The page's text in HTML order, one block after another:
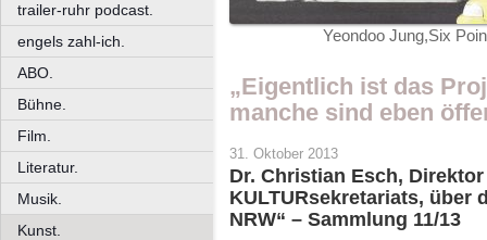
trailer-ruhr podcast.
engels zahl-ich.
ABO.
Bühne.
Film.
Literatur.
Musik.
Kunst.
Yeondoo Jung,Six
„Eigentlich ist das
manche sind eben
31. Oktober 2013
Dr. Christian Esch, Direktor
KULTURsekretariats, über
NRW“ – Sammlung 11/13